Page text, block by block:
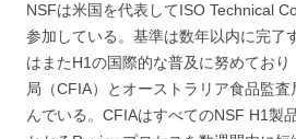
NSFは米国を代表してISO Technical
参加している。基準は数年以内に完了
はまたH1の国際的な普及に努めてお
局（CFIA）とオーストラリア食品監
んでいる。CFIAはすべてのNSF H1製